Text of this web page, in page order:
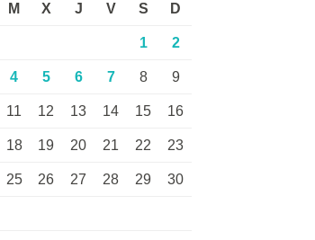
M X J V S D
1 2
4 5 6 7 8 9
11 12 13 14 15 16
18 19 20 21 22 23
25 26 27 28 29 30